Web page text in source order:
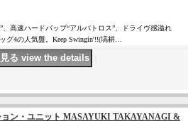
高速ハードバップ“アルバトロス”、ドライヴ感溢れ
グ4の人気盤。Keep Swingin'!!(塙耕…
ョン・ユニット MASAYUKI TAKAYANAGI &